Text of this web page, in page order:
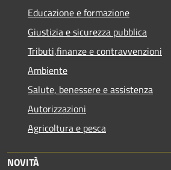
Educazione e formazione
Giustizia e sicurezza pubblica
Tributi,finanze e contravvenzioni
Ambiente
Salute, benessere e assistenza
Autorizzazioni
Agricoltura e pesca
NOVITÀ